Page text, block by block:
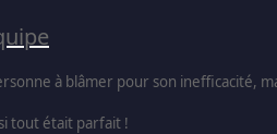
à blâmer pour son inefficacité,
tout était parfait !